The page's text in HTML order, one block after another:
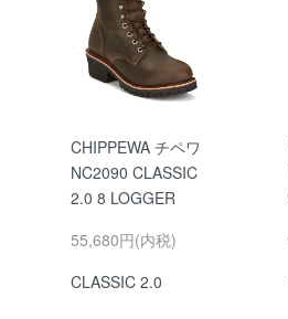
CHIPPEWA チペワ
NC2090 CLASSIC
2.0 8 LOGGER
55,680円(内税)
CLASSIC 2.0